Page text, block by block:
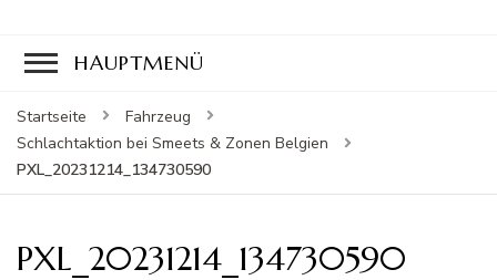
HAUPTMENÜ
Startseite
Fahrzeug
Schlachtaktion bei Smeets & Zonen Belgien
PXL_20231214_134730590
PXL_20231214_134730590